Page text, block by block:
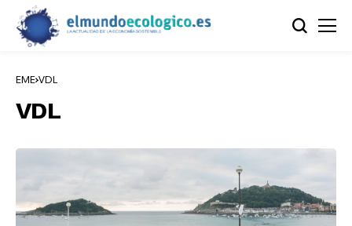
EME VDL
VDL